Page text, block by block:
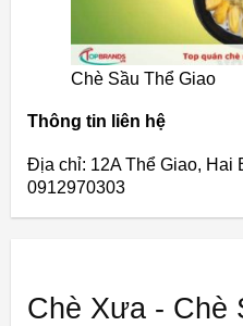
Chè Sầu Thể Giao
Thông tin liên hệ
Địa chỉ: 12A Thể Giao, Hai
0912970303
Chè Xưa - Chè